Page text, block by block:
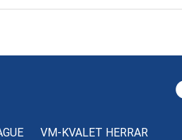
VM-KVALET HERRAR